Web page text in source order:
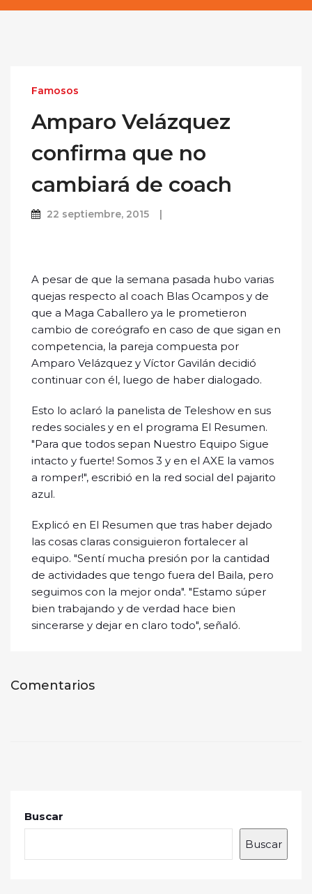
Famosos
Amparo Velázquez
confirma que no
cambiará de coach
22 septiembre, 2015
A pesar de que la semana pasada hubo varias
quejas respecto al coach Blas Ocampos y de
que a Maga Caballero ya le prometieron
cambio de coreógrafo en caso de que sigan en
competencia, la pareja compuesta por
Amparo Velázquez y Víctor Gavilán decidió
continuar con él, luego de haber dialogado.
Esto lo aclaró la panelista de Teleshow en sus
redes sociales y en el programa El Resumen.
"Para que todos sepan Nuestro Equipo Sigue
intacto y fuerte! Somos 3 y en el AXE la vamos
a romper!", escribió en la red social del pajarito
azul.
Explicó en El Resumen que tras haber dejado
las cosas claras consiguieron fortalecer al
equipo. "Sentí mucha presión por la cantidad
de actividades que tengo fuera del Baila, pero
seguimos con la mejor onda". "Estamo súper
bien trabajando y de verdad hace bien
sincerarse y dejar en claro todo", señaló.
Comentarios
Buscar
Buscar